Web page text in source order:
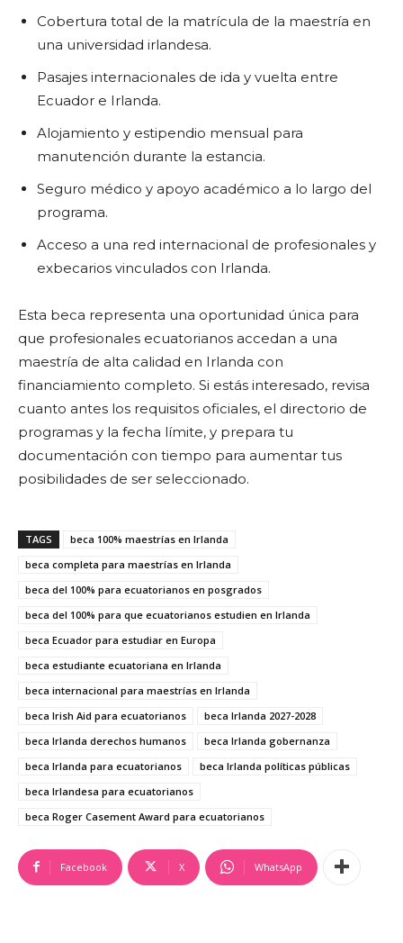
Cobertura total de la matrícula de la maestría en
una universidad irlandesa.
Pasajes internacionales de ida y vuelta entre
Ecuador e Irlanda.
Alojamiento y estipendio mensual para
manutención durante la estancia.
Seguro médico y apoyo académico a lo largo del
programa.
Acceso a una red internacional de profesionales y
exbecarios vinculados con Irlanda.
Esta beca representa una oportunidad única para
que profesionales ecuatorianos accedan a una
maestría de alta calidad en Irlanda con
financiamiento completo. Si estás interesado, revisa
cuanto antes los requisitos oficiales, el directorio de
programas y la fecha límite, y prepara tu
documentación con tiempo para aumentar tus
posibilidades de ser seleccionado.
TAGS
beca 100% maestrías en Irlanda
beca completa para maestrías en Irlanda
beca del 100% para ecuatorianos en posgrados
beca del 100% para que ecuatorianos estudien en Irlanda
beca Ecuador para estudiar en Europa
beca estudiante ecuatoriana en Irlanda
beca internacional para maestrías en Irlanda
beca Irish Aid para ecuatorianos
beca Irlanda 2027-2028
beca Irlanda derechos humanos
beca Irlanda gobernanza
beca Irlanda para ecuatorianos
beca Irlanda políticas públicas
beca Irlandesa para ecuatorianos
beca Roger Casement Award para ecuatorianos
Facebook X WhatsApp